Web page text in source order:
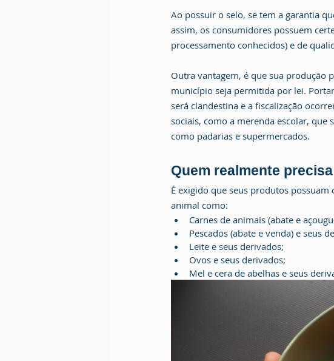
Ao possuir o selo, se tem a garantia
assim, os consumidores possuem
processamento conhecidos) e de
Outra vantagem, é que sua produção
município seja permitida por lei.
será clandestina e a fiscalização
sociais, como a merenda escolar,
como padarias e supermercados.
Quem realmente
É exigido que seus produtos
animal como:
Carnes de animais (abate e
Pescados (​abate e venda) e seus
Leite e seus derivados;
Ovos e seus derivados;
Mel e cera de abelhas e seus